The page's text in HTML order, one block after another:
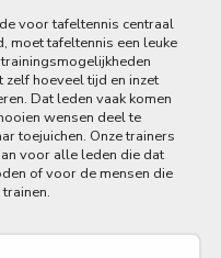
voor tafeltennis centraal
moet tafeltennis een leuke
hoeveel tijd en inzet
Dat leden vaak komen
wensen deel te
toejuichen. Onze trainers
voor alle leden die dat
of voor de mensen die